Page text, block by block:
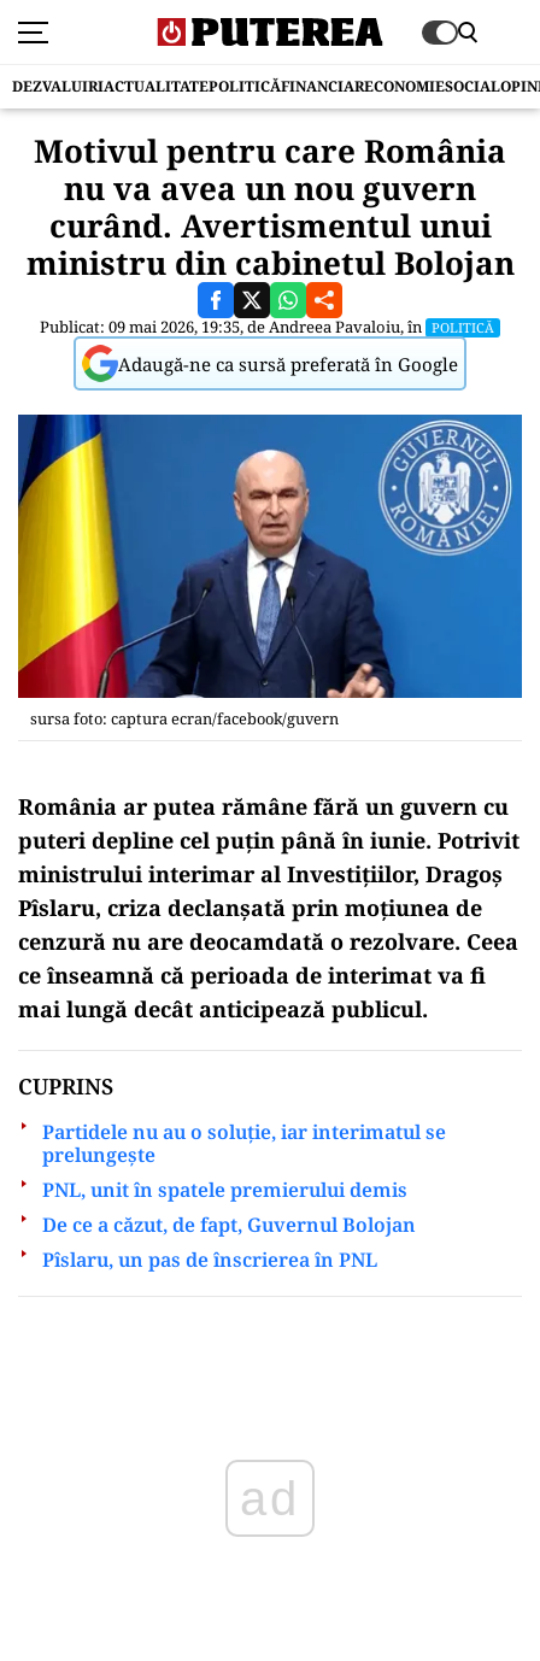
DEZVALUIRIACTUALITATEPOLITICĂFINANCIARECONOMIESOCIAL
Motivul pentru care România
nu va avea un nou guvern
curând. Avertismentul unui
ministru din cabinetul Bolojan
Publicat: 09 mai 2026, 19:35, deAndreea Pavaloiu, în POLITICĂ
Adaugă-ne ca sursă preferată în Google
sursa foto: captura ecran/facebook/guvern
România ar putea rămâne fără un guvern cu
puteri depline cel puțin până în iunie. Potrivit
ministrului interimar al Investițiilor, Dragoș
Pîslaru, criza declanșată prin moțiunea de
cenzură nu are deocamdată o rezolvare. Ceea
ce înseamnă că perioada de interimat va fi
mai lungă decât anticipează publicul.
CUPRINS
Partidele nu au o soluție, iar interimatul se
prelungește
PNL, unit în spatele premierului demis
De ce a căzut, de fapt, Guvernul Bolojan
Pîslaru, un pas de înscrierea în PNL